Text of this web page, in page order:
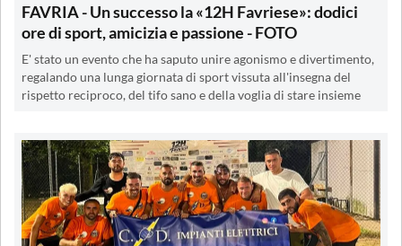
FAVRIA - Un successo la «12H Favriese»: dodici
ore di sport, amicizia e passione - FOTO
E' stato un evento che ha saputo unire agonismo e divertimento,
regalando una lunga giornata di sport vissuta all'insegna del
rispetto reciproco, del tifo sano e della voglia di stare insieme